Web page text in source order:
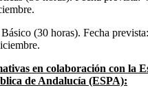
(30 horas). Fecha
en colaboración con la
de Andalucía (ESPA):